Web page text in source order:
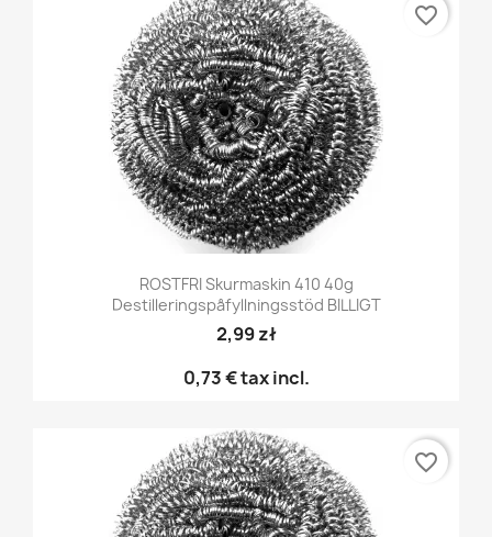
ROSTFRI Skurmaskin 410 40g
Destilleringspåfyllningsstöd BILLIGT
2,99 zł
0,73 €tax incl.
favorite_border
favorite_border